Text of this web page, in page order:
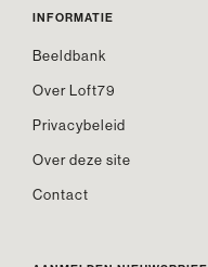
INFORMATIE
Beeldbank
Over Loft79
Privacybeleid
Over deze site
Contact